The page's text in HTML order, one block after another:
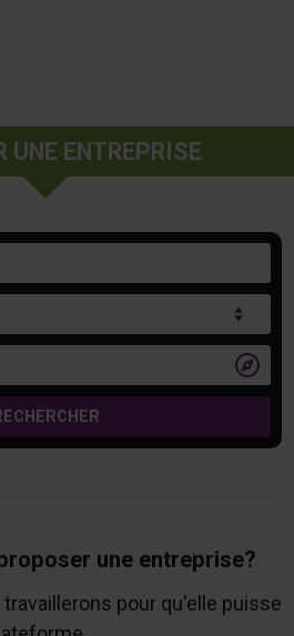
UNE ENTREPRISE

une entreprise?
pour qu'elle puisse